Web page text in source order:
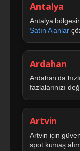
Antalya
Antalya
Satın Alanlar
Ardahan
Ardahan’da hızlı
fazlalarınızı
Artvin
Artvin için
spot kumaş